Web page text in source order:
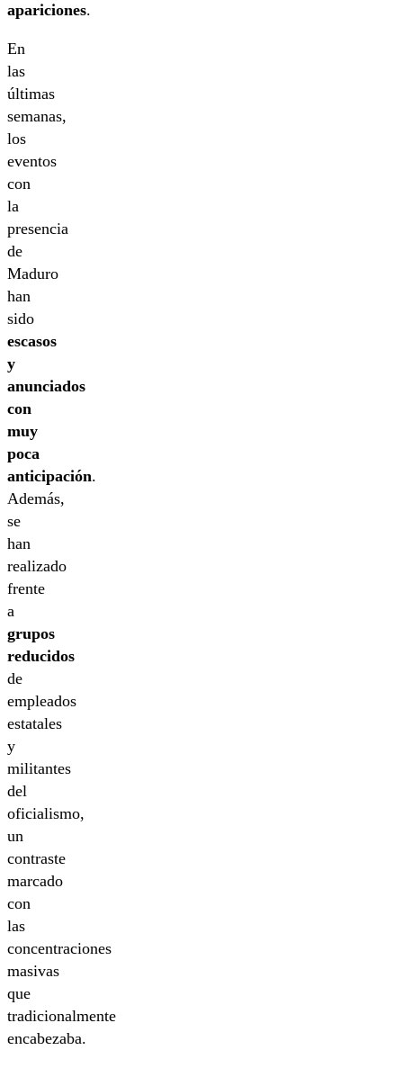
apariciones.
En
las
últimas
semanas,
los
eventos
con
la
presencia
de
Maduro
han
sido
escasos
y
anunciados
con
muy
poca
anticipación.
Además,
se
han
realizado
frente
a
grupos
reducidos
de
empleados
estatales
y
militantes
del
oficialismo,
un
contraste
marcado
con
las
concentraciones
masivas
que
tradicionalmente
encabezaba.